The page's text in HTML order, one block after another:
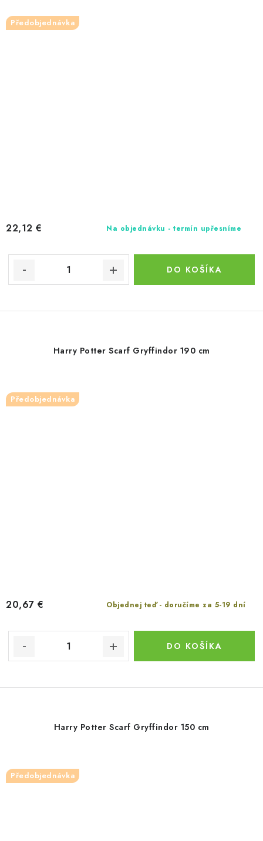
Předobjednávka
Na objednávku - termín upřesníme
22,12 €
DO KOŠÍKA
Harry Potter Scarf Gryffindor 190 cm
Předobjednávka
Objednej teď - doručíme za 5-19 dní
20,67 €
DO KOŠÍKA
Harry Potter Scarf Gryffindor 150 cm
Předobjednávka